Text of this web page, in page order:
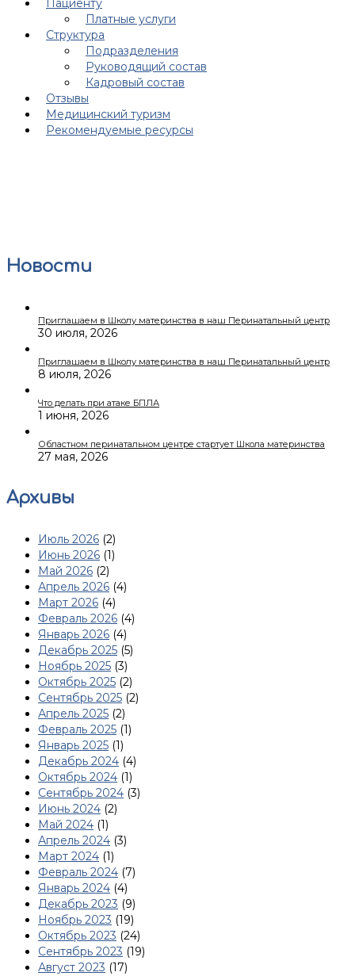
Пациенту
Платные услуги
Структура
Подразделения
Руководящий состав
Кадровый состав
Отзывы
Медицинский туризм
Рекомендуемые ресурсы
Новости
Приглашаем в Школу материнства в наш Перинатальный центр
30 июля, 2026
Приглашаем в Школу материнства в наш Перинатальный центр
8 июля, 2026
Что делать при атаке БПЛА
1 июня, 2026
Областном перинатальном центре стартует Школа материнства
27 мая, 2026
Архивы
Июль 2026 (2)
Июнь 2026 (1)
Май 2026 (2)
Апрель 2026 (4)
Март 2026 (4)
Февраль 2026 (4)
Январь 2026 (4)
Декабрь 2025 (5)
Ноябрь 2025 (3)
Октябрь 2025 (2)
Сентябрь 2025 (2)
Апрель 2025 (2)
Февраль 2025 (1)
Январь 2025 (1)
Декабрь 2024 (4)
Октябрь 2024 (1)
Сентябрь 2024 (3)
Июнь 2024 (2)
Май 2024 (1)
Апрель 2024 (3)
Март 2024 (1)
Февраль 2024 (7)
Январь 2024 (4)
Декабрь 2023 (9)
Ноябрь 2023 (19)
Октябрь 2023 (24)
Сентябрь 2023 (19)
Август 2023 (17)